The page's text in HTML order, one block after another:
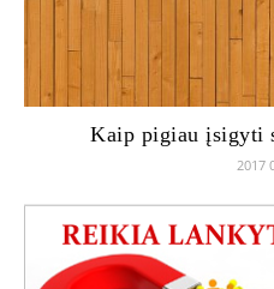
Kaip pigiau įsigyti
2017